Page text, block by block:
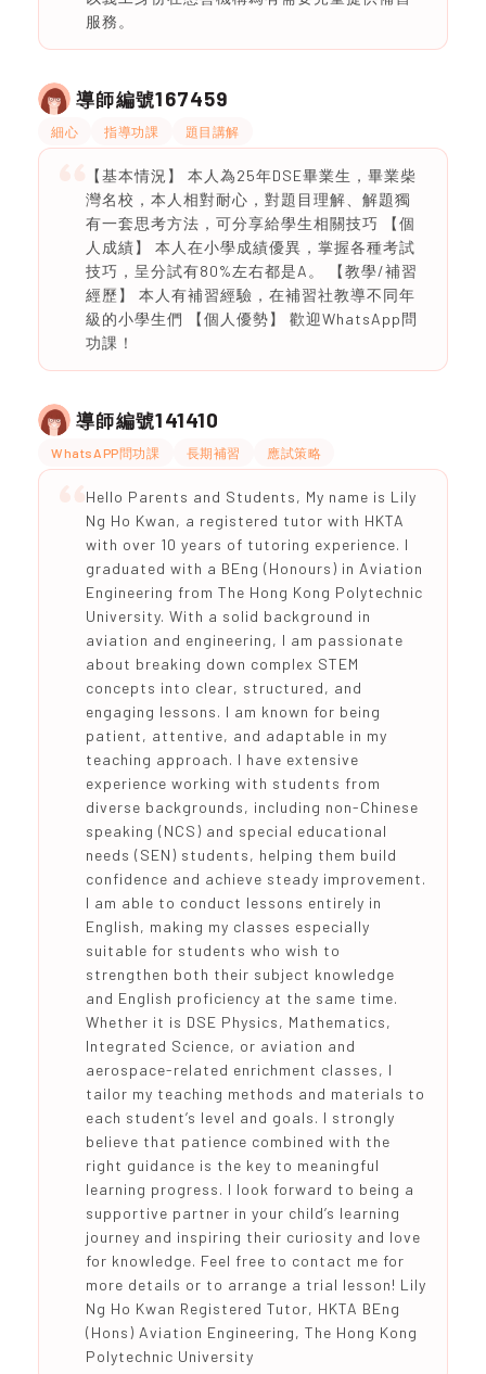
服務。
導師編號167459
細心 指導功課 題目講解
【基本情況】 本人為25年DSE畢業生，畢業柴
灣名校，本人相對耐心，對題目理解、解題獨
有一套思考方法，可分享給學生相關技巧 【個
人成績】 本人在小學成績優異，掌握各種考試
技巧，呈分試有80%左右都是A。 【教學/補習
經歷】 本人有補習經驗，在補習社教導不同年
級的小學生們 【個人優勢】 歡迎WhatsApp問
功課！
導師編號141410
WhatsAPP問功課 長期補習 應試策略
Hello Parents and Students, My name is Lily
Ng Ho Kwan, a registered tutor with HKTA
with over 10 years of tutoring experience. I
graduated with a BEng (Honours) in Aviation
Engineering from The Hong Kong Polytechnic
University. With a solid background in
aviation and engineering, I am passionate
about breaking down complex STEM
concepts into clear, structured, and
engaging lessons. I am known for being
patient, attentive, and adaptable in my
teaching approach. I have extensive
experience working with students from
diverse backgrounds, including non-Chinese
speaking (NCS) and special educational
needs (SEN) students, helping them build
confidence and achieve steady improvement.
I am able to conduct lessons entirely in
English, making my classes especially
suitable for students who wish to
strengthen both their subject knowledge
and English proficiency at the same time.
Whether it is DSE Physics, Mathematics,
Integrated Science, or aviation and
aerospace-related enrichment classes, I
tailor my teaching methods and materials to
each student’s level and goals. I strongly
believe that patience combined with the
right guidance is the key to meaningful
learning progress. I look forward to being a
supportive partner in your child’s learning
journey and inspiring their curiosity and love
for knowledge. Feel free to contact me for
more details or to arrange a trial lesson! Lily
Ng Ho Kwan Registered Tutor, HKTA BEng
(Hons) Aviation Engineering, The Hong Kong
Polytechnic University